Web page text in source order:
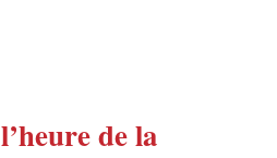
l’heure de la